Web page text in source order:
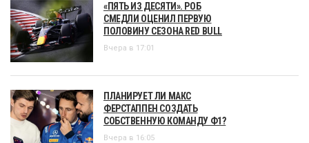
«ПЯТЬ ИЗ ДЕСЯТИ». РОБ
СМЕДЛИ ОЦЕНИЛ ПЕРВУЮ
ПОЛОВИНУ СЕЗОНА RED BULL
Вчера в 17:01
ПЛАНИРУЕТ ЛИ МАКС
ФЕРСТАППЕН СОЗДАТЬ
СОБСТВЕННУЮ КОМАНДУ Ф1?
Вчера в 16:05